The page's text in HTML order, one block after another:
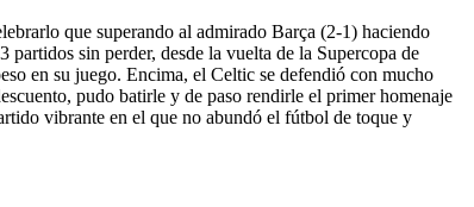
que superando al admirado Barça (2-1) haciendo
sin perder, desde la vuelta de la Supercopa de
en su juego. Encima, el Celtic se defendió con mucho
pudo batirle y de paso rendirle el primer homenaje
vibrante en el que no abundó el fútbol de toque y